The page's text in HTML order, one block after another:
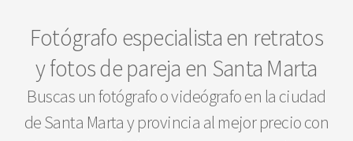
Fotógrafo especialista en retratos
y fotos de pareja en Santa Marta
Buscas un fotógrafo o videógrafo en la ciudad
de Santa Marta y provincia al mejor precio con